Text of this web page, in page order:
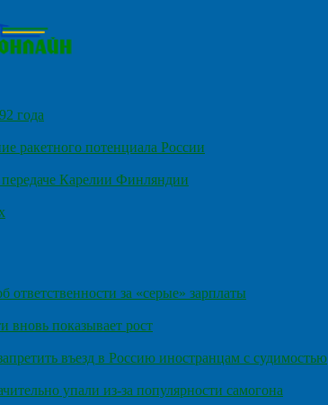
года
ракетного потенциала России
передаче Карелии Финляндии
за «серые» зарплаты
вновь показывает рост
въезд в Россию иностранцам с судимостью
упали из-за популярности самогона